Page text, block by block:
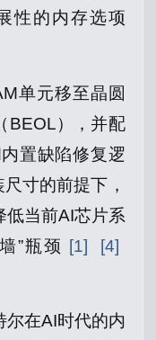
性的内存选项
单元移至晶圆
BEOL），并配
置缺陷修复逻
寸的前提下，
低当前AI芯片系
”瓶颈 [1]
[4]
尔在AI时代的内